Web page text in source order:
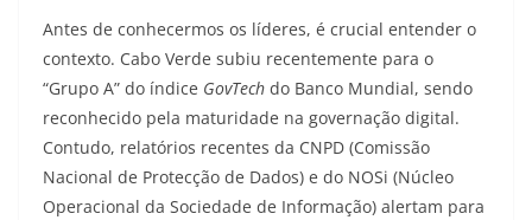
Antes de conhecermos os líderes, é crucial entender o
contexto. Cabo Verde subiu recentemente para o
“Grupo A” do índice GovTech do Banco Mundial, sendo
reconhecido pela maturidade na governação digital.
Contudo, relatórios recentes da CNPD (Comissão
Nacional de Protecção de Dados) e do NOSi (Núcleo
Operacional da Sociedade de Informação) alertam para